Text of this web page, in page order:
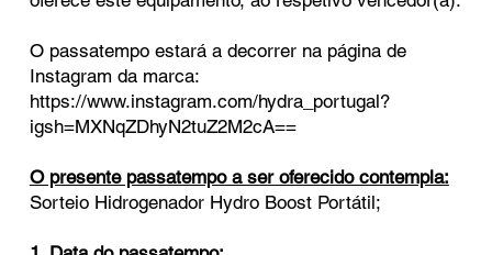
O passatempo estará a decorrer na página de
Instagram da marca:
https://www.instagram.com/hydra_portugal?
igsh=MXNqZDhyN2tuZ2M2cA==
O presente passatempo a ser oferecido contempla:
Sorteio Hidrogenador Hydro Boost Portátil;